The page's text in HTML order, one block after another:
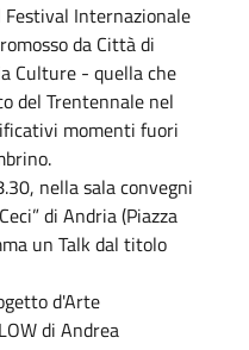
Internazionale
da Città di
Culture - quella che
del Trentennale nel
momenti fuori
nella sala convegni
di Andria (Piazza
un Talk dal titolo
d'Arte
di Andrea